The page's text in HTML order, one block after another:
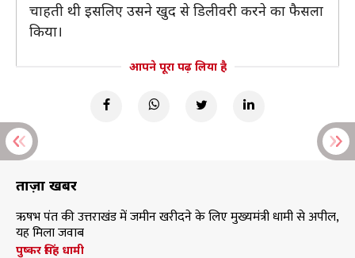
चाहती थी इसलिए उसने खुद से डिलीवरी करने का फैसला
किया।
आपने पूरा पढ़ लिया है
ताज़ा खबरें
ऋषभ पंत की उत्तराखंड में जमीन खरीदने के लिए मुख्यमंत्री धामी से अपील,
यह मिला जवाब
पुष्कर सिंह धामी